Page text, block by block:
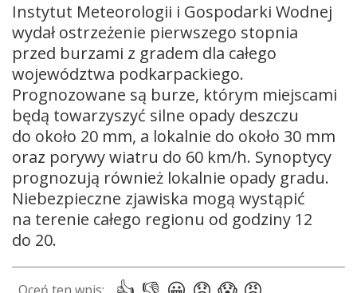
Instytut Meteorologii i Gospodarki Wodnej
wydał ostrzeżenie pierwszego stopnia
przed burzami z gradem dla całego
województwa podkarpackiego.
Prognozowane są burze, którym miejscami
będą towarzyszyć silne opady deszczu
do około 20 mm, a lokalnie do około 30 mm
oraz porywy wiatru do 60 km/h. Synoptycy
prognozują również lokalnie opady gradu.
Niebezpieczne zjawiska mogą wystąpić
na terenie całego regionu od godziny 12
do 20.